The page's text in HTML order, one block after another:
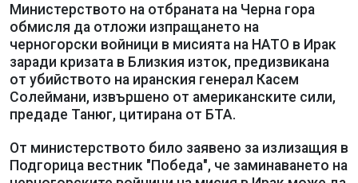
Министерството на отбраната на Черна гора
обмисля да отложи изпращането на
черногорски войници в мисията на НАТО в Ирак
заради кризата в Близкия изток, предизвикана
от убийството на иранския генерал Касем
Солеймани, извършено от американските сили,
предаде Танюг, цитирана от БТА.
От министерството било заявено за излизащия в
Подгорица вестник "Победа", че заминаването на